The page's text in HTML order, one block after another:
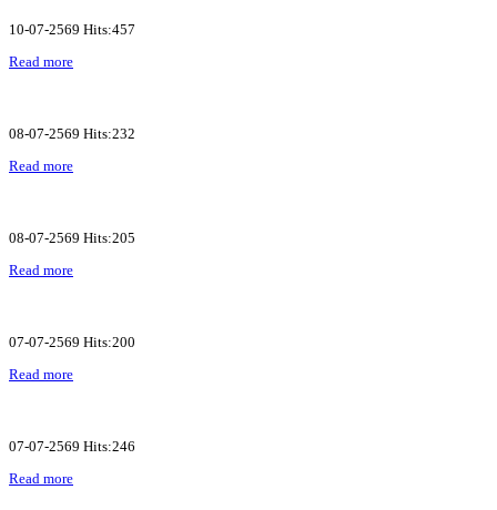
10-07-2569 Hits:457
Read more
08-07-2569 Hits:232
Read more
08-07-2569 Hits:205
Read more
07-07-2569 Hits:200
Read more
07-07-2569 Hits:246
Read more